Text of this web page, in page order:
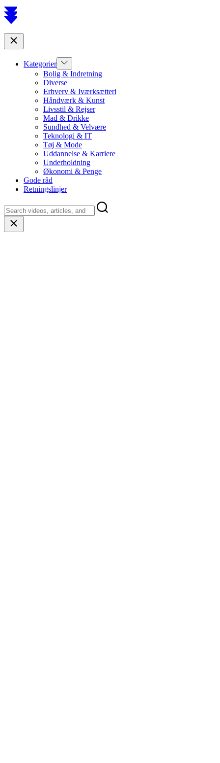
Scroll
to
Close
Kategorier Show
sub
menu
Bolig & Indretning
Diverse
Erhverv & Iværksætteri
Håndværk & Kunst
Livsstil & Rejser
Mad & Drikke
Sundhed & Velvære
Teknologi & IT
Tøj & Mode
Uddannelse & Karriere
Underholdning
Økonomi & Penge
Gode råd
Retningslinjer
Close
search